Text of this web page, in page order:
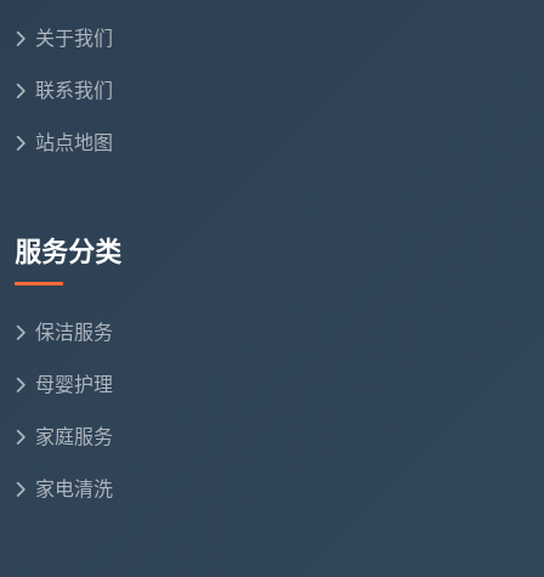
关于我们
联系我们
站点地图
服务分类
保洁服务
母婴护理
家庭服务
家电清洗